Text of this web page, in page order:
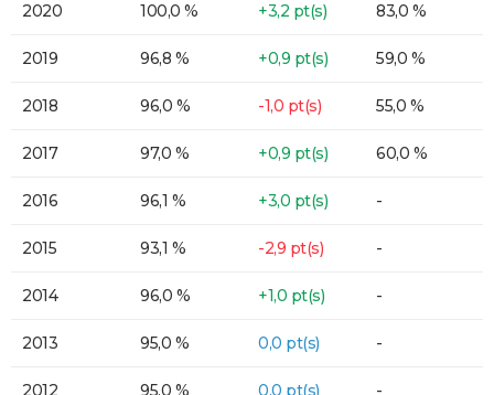
2020 100,0 % +3,2 pt(s) 83,0 %
2019 96,8 % +0,9 pt(s) 59,0 %
2018 96,0 % -1,0 pt(s) 55,0 %
2017 97,0 % +0,9 pt(s) 60,0 %
2016 96,1 % +3,0 pt(s) -
2015 93,1 % -2,9 pt(s) -
2014 96,0 % +1,0 pt(s) -
2013 95,0 % 0,0 pt(s) -
2012 95,0 % 0,0 pt(s) -